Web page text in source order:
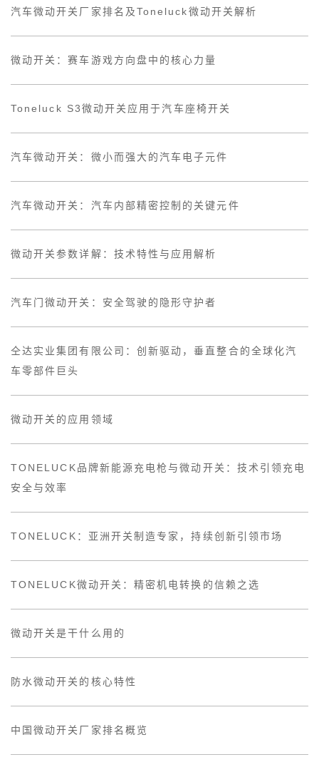
汽车微动开关厂家排名及Toneluck微动开关解析
微动开关：赛车游戏方向盘中的核心力量
Toneluck S3微动开关应用于汽车座椅开关
汽车微动开关：微小而强大的汽车电子元件
汽车微动开关：汽车内部精密控制的关键元件
微动开关参数详解：技术特性与应用解析
汽车门微动开关：安全驾驶的隐形守护者
仝达实业集团有限公司：创新驱动，垂直整合的全球化汽
车零部件巨头
微动开关的应用领域
TONELUCK品牌新能源充电枪与微动开关：技术引领充电
安全与效率
TONELUCK：亚洲开关制造专家，持续创新引领市场
TONELUCK微动开关：精密机电转换的信赖之选
微动开关是干什么用的
防水微动开关的核心特性
中国微动开关厂家排名概览